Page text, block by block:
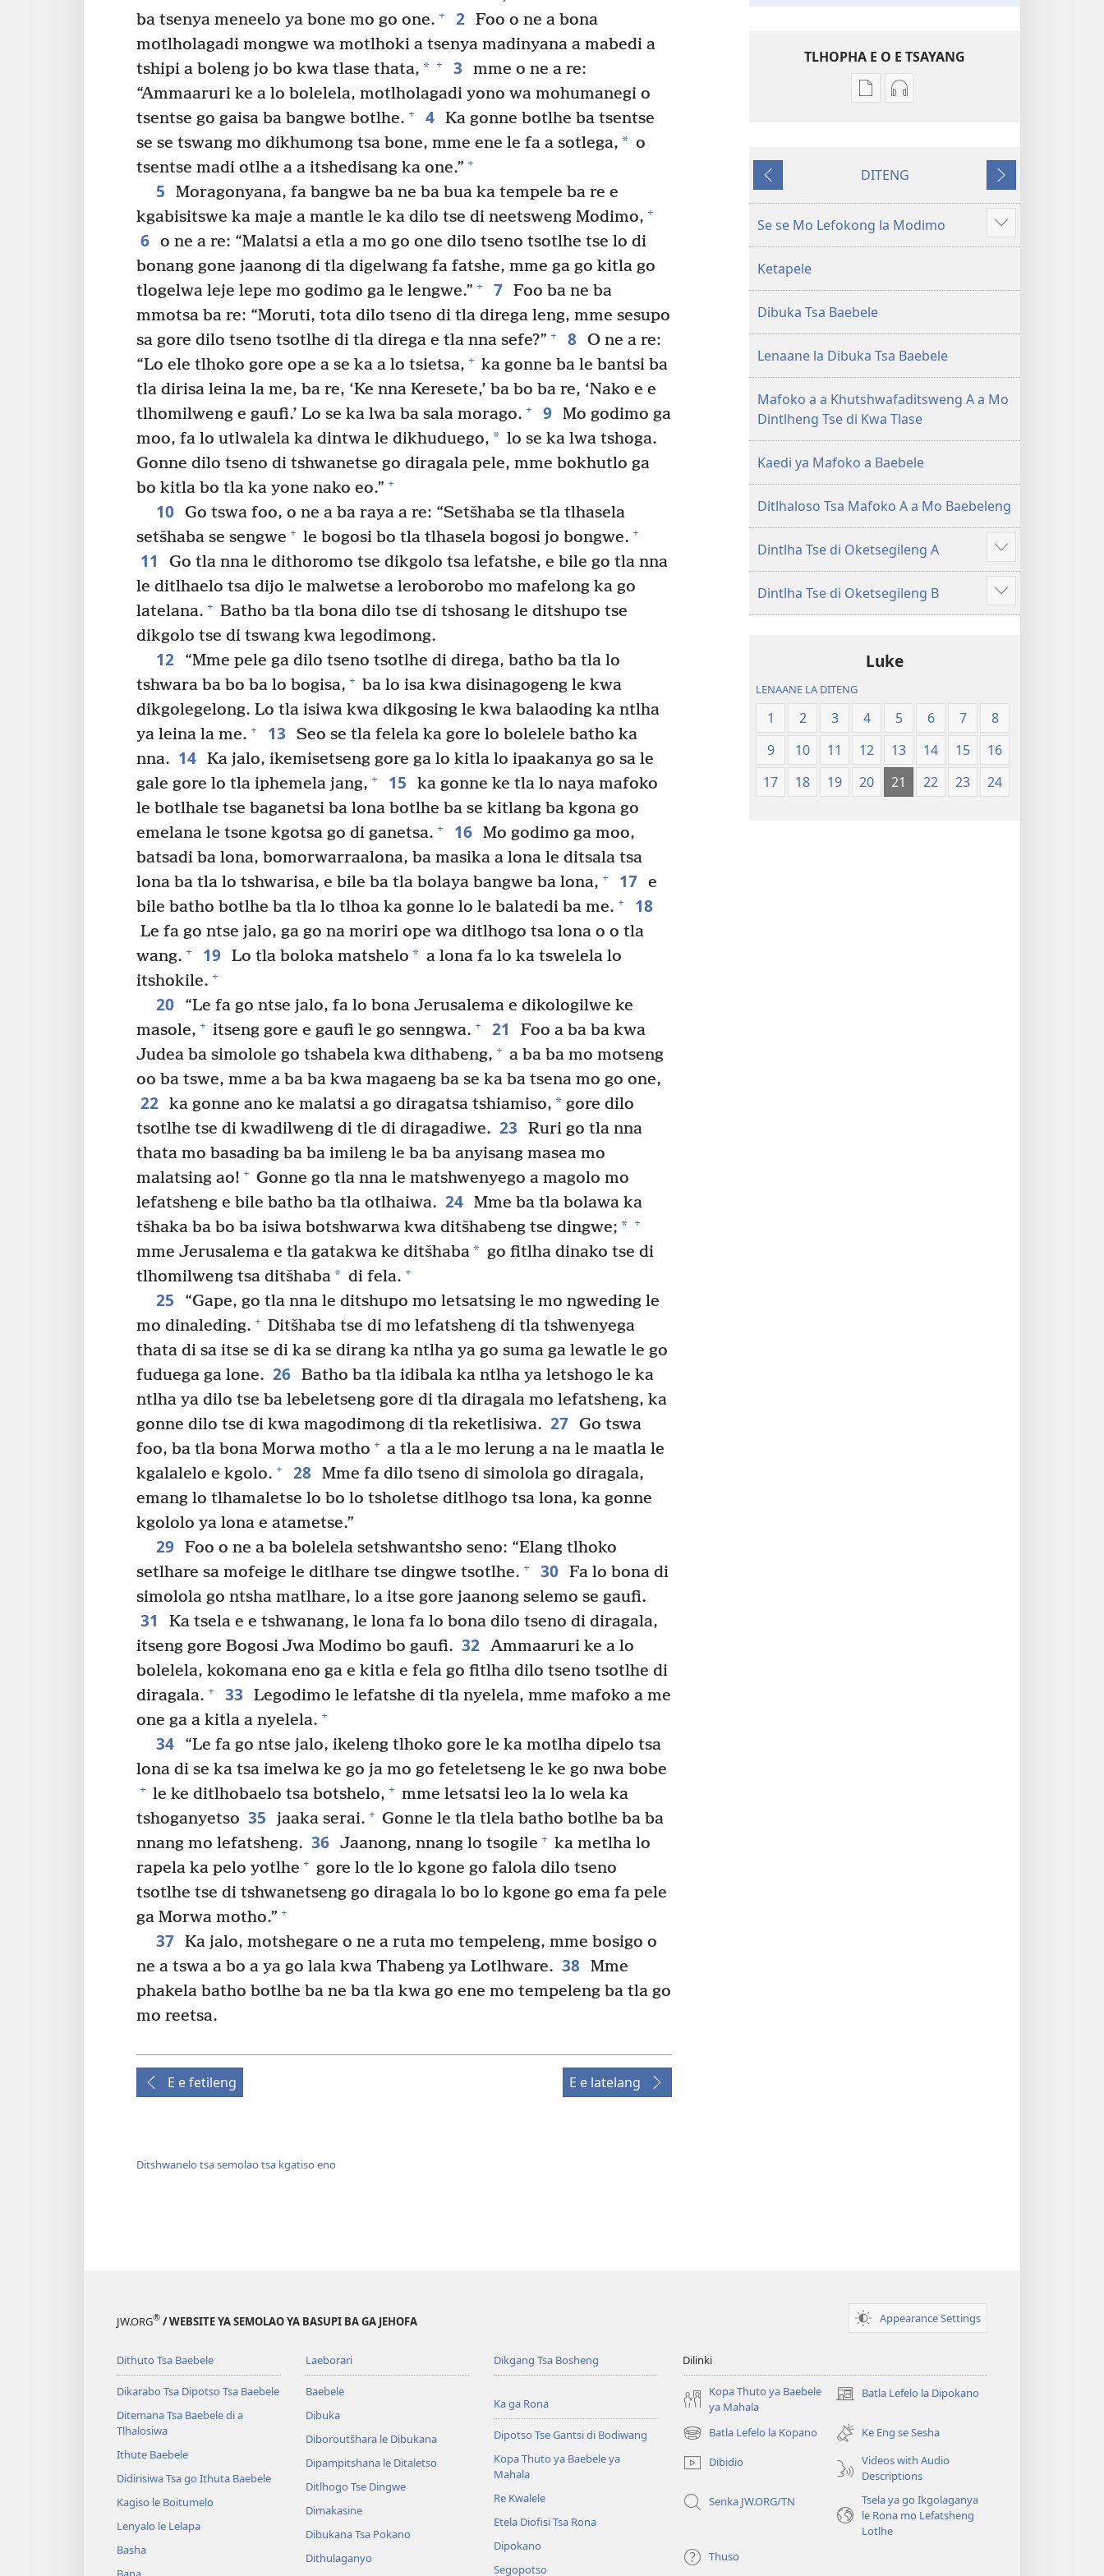
ba tsenya meneelo ya bone mo go one. + 2 Foo o ne a bona
motlholagadi mongwe wa motlhoki a tsenya madinyana a mabedi a
tshipi a boleng jo bo kwa tlase thata, * + 3
mme o ne a re:
“Ammaaruri ke a lo bolelela, motlholagadi yono wa mohumanegi o
tsentse go gaisa ba bangwe botlhe. + 4 Ka gonne botlhe ba tsentse
se se tswang mo dikhumong tsa bone, mme ene le fa a sotlega, * o
tsentse madi otlhe a a itshedisang ka one.” +
5
Moragonyana, fa bangwe ba ne ba bua ka tempele ba re e
kgabisitswe ka maje a mantle le ka dilo tse di neetsweng Modimo, +
6 o ne a re: “Malatsi a etla a mo go one dilo tseno tsotlhe tse lo di
bonang gone jaanong di tla digelwang fa fatshe, mme ga go kitla go
tlogelwa leje lepe mo godimo ga le lengwe.” + 7 Foo ba ne ba
mmotsa ba re: “Moruti, tota dilo tseno di tla direga leng, mme sesupo
sa gore dilo tseno tsotlhe di tla direga e tla nna sefe?” + 8 O ne a re:
“Lo ele tlhoko gore ope a se ka a lo tsietsa, + ka gonne ba le bantsi ba
tla dirisa leina la me, ba re, ‘Ke nna Keresete,’ ba bo ba re, ‘Nako e e
tlhomilweng e gaufi.’ Lo se ka lwa ba sala morago. + 9 Mo godimo ga
moo, fa lo utlwalela ka dintwa le dikhuduego, * lo se ka lwa tshoga.
Gonne dilo tseno di tshwanetse go diragala pele, mme bokhutlo ga
bo kitla bo tla ka yone nako eo.” +
10 Go tswa foo, o ne a ba raya a re: “Setšhaba se tla tlhasela
setšhaba se sengwe + le bogosi bo tla tlhasela bogosi jo bongwe. +
11
Go tla nna le dithoromo tse dikgolo tsa lefatshe, e bile go tla nna
le ditlhaelo tsa dijo le malwetse a leroborobo mo mafelong ka go
latelana. + Batho ba tla bona dilo tse di tshosang le ditshupo tse
dikgolo tse di tswang kwa legodimong.
12
“Mme pele ga dilo tseno tsotlhe di direga, batho ba tla lo
tshwara ba bo ba lo bogisa, + ba lo isa kwa disinagogeng le kwa
dikgolegelong. Lo tla isiwa kwa dikgosing le kwa balaoding ka ntlha
ya leina la me. + 13
Seo se tla felela ka gore lo bolelele batho ka
nna. 14 Ka jalo, ikemisetseng gore ga lo kitla lo ipaakanya go sa le
gale gore lo tla iphemela jang, + 15
ka gonne ke tla lo naya mafoko
le botlhale tse baganetsi ba lona botlhe ba se kitlang ba kgona go
emelana le tsone kgotsa go di ganetsa. + 16 Mo godimo ga moo,
batsadi ba lona, bomorwarraalona, ba masika a lona le ditsala tsa
lona ba tla lo tshwarisa, e bile ba tla bolaya bangwe ba lona, + 17 e
bile batho botlhe ba tla lo tlhoa ka gonne lo le balatedi ba me. + 18
Le fa go ntse jalo, ga go na moriri ope wa ditlhogo tsa lona o o tla
wang. + 19 Lo tla boloka matshelo * a lona fa lo ka tswelela lo
itshokile. +
20
“Le fa go ntse jalo, fa lo bona Jerusalema e dikologilwe ke
masole, + itseng gore e gaufi le go senngwa. + 21
Foo a ba ba kwa
Judea ba simolole go tshabela kwa dithabeng, + a ba ba mo motseng
oo ba tswe, mme a ba ba kwa magaeng ba se ka ba tsena mo go one,
22 ka gonne ano ke malatsi a go diragatsa tshiamiso, *gore dilo
tsotlhe tse di kwadilweng di tle di diragadiwe. 23
Ruri go tla nna
thata mo basading ba ba imileng le ba ba anyisang masea mo
malatsing ao! + Gonne go tla nna le matshwenyego a magolo mo
lefatsheng e bile batho ba tla otlhaiwa. 24 Mme ba tla bolawa ka
tšhaka ba bo ba isiwa botshwarwa kwa ditšhabeng tse dingwe; * +
mme Jerusalema e tla gatakwa ke ditšhaba* go fitlha dinako tse di
tlhomilweng tsa ditšhaba* di fela. +
25
“Gape, go tla nna le ditshupo mo letsatsing le mo ngweding le
mo dinaleding. + Ditšhaba tse di mo lefatsheng di tla tshwenyega
thata di sa itse se di ka se dirang ka ntlha ya go suma ga lewatle le go
fuduega ga lone. 26 Batho ba tla idibala ka ntlha ya letshogo le ka
ntlha ya dilo tse ba lebeletseng gore di tla diragala mo lefatsheng, ka
gonne dilo tse di kwa magodimong di tla reketlisiwa. 27 Go tswa
foo, ba tla bona Morwa motho + a tla a le mo lerung a na le maatla le
kgalalelo e kgolo. + 28 Mme fa dilo tseno di simolola go diragala,
emang lo tlhamaletse lo bo lo tsholetse ditlhogo tsa lona, ka gonne
kgololo ya lona e atametse.”
29 Foo o ne a ba bolelela setshwantsho seno: “Elang tlhoko
setlhare sa mofeige le ditlhare tse dingwe tsotlhe. + 30 Fa lo bona di
simolola go ntsha matlhare, lo a itse gore jaanong selemo se gaufi.
31
Ka tsela e e tshwanang, le lona fa lo bona dilo tseno di diragala,
itseng gore Bogosi Jwa Modimo bo gaufi. 32 Ammaaruri ke a lo
bolelela, kokomana eno ga e kitla e fela go fitlha dilo tseno tsotlhe di
diragala. + 33
Legodimo le lefatshe di tla nyelela, mme mafoko a me
one ga a kitla a nyelela. +
34
“Le fa go ntse jalo, ikeleng tlhoko gore le ka motlha dipelo tsa
lona di se ka tsa imelwa ke go ja mo go feteletseng le ke go nwa bobe
+ le ke ditlhobaelo tsa botshelo, + mme letsatsi leo la lo wela ka
tshoganyetso 35 jaaka serai. + Gonne le tla tlela batho botlhe ba ba
nnang mo lefatsheng. 36 Jaanong, nnang lo tsogile + ka metlha lo
rapela ka pelo yotlhe + gore lo tle lo kgone go falola dilo tseno
tsotlhe tse di tshwanetseng go diragala lo bo lo kgone go ema fa pele
ga Morwa motho.” +
37 Ka jalo, motshegare o ne a ruta mo tempeleng, mme bosigo o
ne a tswa a bo a ya go lala kwa Thabeng ya Lotlhware. 38 Mme
phakela batho botlhe ba ne ba tla kwa go ene mo tempeleng ba tla go
mo reetsa.
E e fetileng E e latelang
Ditshwanelo tsa semolao tsa kgatiso eno
TLHOPHA E O E TSAYANG
Ditsela
dikgatiso
ileketeroniki
Baebele
ya
Lefatshe
le
Lesha
(E
Tlhabolotswe
ka
Ditsela
dikgatiso
di
rekotilweng
Thanolo
Lefatshe
le
Lesha
(E
Tlhabolotswe
e
fetileng
DITENG
e
latelang
Se se Mo Lefokong la Modimo
Show
more
Ketapele
Dibuka Tsa Baebele
Lenaane la Dibuka Tsa Baebele
Mafoko a a Khutshwafaditsweng A a Mo
Dintlheng Tse di Kwa Tlase
Kaedi ya Mafoko a Baebele
Ditlhaloso Tsa Mafoko A a Mo Baebeleng
Dintlha Tse di Oketsegileng A
Show
more
Dintlha Tse di Oketsegileng B
Show
more
Luke
LENAANE LA DITENG
1 2 3 4 5 6 7
8
9
10 11 12 13 14 15
16
17
18 19 20 21 22 23 24
JW.ORG® / WEBSITE YA SEMOLAO YA BASUPI BA GA JEHOFA Appearance Settings
Dithuto Tsa Baebele
Dikarabo Tsa Dipotso Tsa Baebele
Ditemana Tsa Baebele di a
Tlhalosiwa
Ithute Baebele
Didirisiwa Tsa go Ithuta Baebele
Kagiso le Boitumelo
Lenyalo le Lelapa
Basha
Laeborari
Baebele
Dibuka
Diboroutšhara le Dibukana
Dipampitshana le Ditaletso
Ditlhogo Tse Dingwe
Dimakasine
Dibukana Tsa Pokano
Dithulaganyo
Dikgang Tsa Bosheng
Ka ga Rona
Dipotso Tse Gantsi di Bodiwang
Kopa Thuto ya Baebele ya
Mahala
Re Kwalele
Etela Diofisi Tsa Rona
Dipokano
Segopotso
Dilinki
Kopa Thuto ya Baebele
ya Mahala
Batla Lefelo la Dipokano
(e
tsebe
nngwe)
Batla Lefelo la Kopano
(e
bula
tsebe
nngwe)
Ke Eng se Sesha
Dibidio
Videos with Audio
Descriptions
Senka JW.ORG/TN
Tsela ya go Ikgolaganya
le Rona mo Lefatsheng
Lotlhe
Thuso